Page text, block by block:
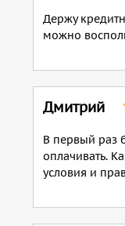
Держу
можно
Дмитрий
В первый раз
оплачивать.
условия и